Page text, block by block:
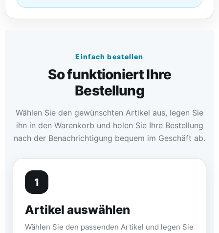
Einfach bestellen
So funktioniert Ihre
Bestellung
Wählen Sie den gewünschten Artikel aus, legen Sie
ihn in den Warenkorb und holen Sie Ihre Bestellung
nach der Benachrichtigung bequem im Geschäft ab.
1
Artikel auswählen
Wählen Sie den passenden Artikel und legen Sie